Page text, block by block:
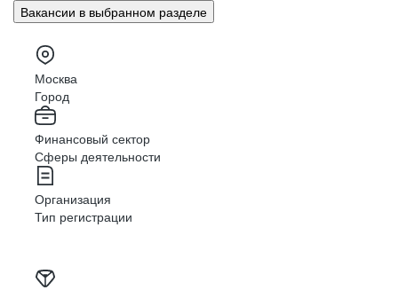
Вакансии в выбранном разделе
Москва
Город
Финансовый сектор
Сферы деятельности
Организация
Тип регистрации